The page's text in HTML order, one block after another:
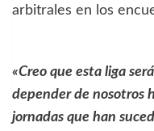
arbitrales en los
«Creo que esta liga
depender de nosotros
jornadas que han